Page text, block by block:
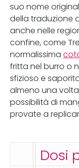
suo nome
della traduzione
anche nelle
confine, come
normalissima
fritta nel burro o
sfizioso e
almeno una
possibilità di
provate a
Dosi